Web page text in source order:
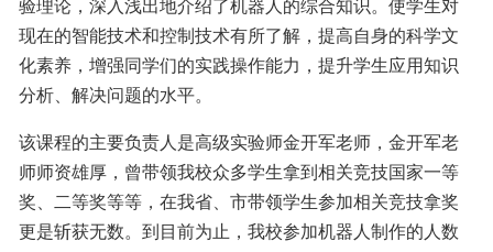
现在的智能技术和控制技术有所了解，提高自身的科学文
化素养，增强同学们的实践操作能力，提升学生应用知识
分析、解决问题的水平。
该课程的主要负责人是高级实验师金开军老师，金开军老
师师资雄厚，曾带领我校众多学生拿到相关竞技国家一等
奖、二等奖等等，在我省、市带领学生参加相关竞技拿奖
更是斩获无数。到目前为止，我校参加机器人制作的人数